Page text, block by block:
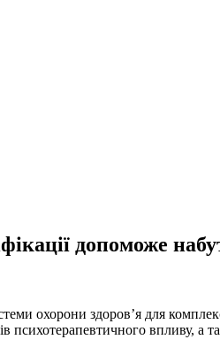
допоможе
охорони здоровʼя для
впливу, а